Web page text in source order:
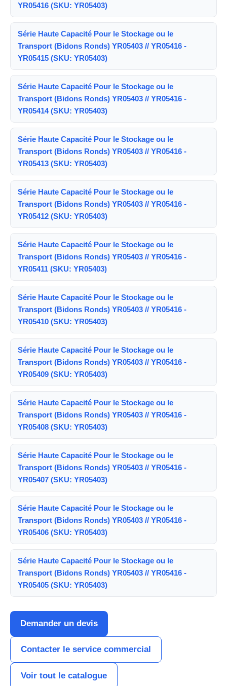
YR05416 (SKU: YR05403)
Série Haute Capacité Pour le Stockage ou le
Transport (Bidons Ronds) YR05403 // YR05416 -
YR05415 (SKU: YR05403)
Série Haute Capacité Pour le Stockage ou le
Transport (Bidons Ronds) YR05403 // YR05416 -
YR05414 (SKU: YR05403)
Série Haute Capacité Pour le Stockage ou le
Transport (Bidons Ronds) YR05403 // YR05416 -
YR05413 (SKU: YR05403)
Série Haute Capacité Pour le Stockage ou le
Transport (Bidons Ronds) YR05403 // YR05416 -
YR05412 (SKU: YR05403)
Série Haute Capacité Pour le Stockage ou le
Transport (Bidons Ronds) YR05403 // YR05416 -
YR05411 (SKU: YR05403)
Série Haute Capacité Pour le Stockage ou le
Transport (Bidons Ronds) YR05403 // YR05416 -
YR05410 (SKU: YR05403)
Série Haute Capacité Pour le Stockage ou le
Transport (Bidons Ronds) YR05403 // YR05416 -
YR05409 (SKU: YR05403)
Série Haute Capacité Pour le Stockage ou le
Transport (Bidons Ronds) YR05403 // YR05416 -
YR05408 (SKU: YR05403)
Série Haute Capacité Pour le Stockage ou le
Transport (Bidons Ronds) YR05403 // YR05416 -
YR05407 (SKU: YR05403)
Série Haute Capacité Pour le Stockage ou le
Transport (Bidons Ronds) YR05403 // YR05416 -
YR05406 (SKU: YR05403)
Série Haute Capacité Pour le Stockage ou le
Transport (Bidons Ronds) YR05403 // YR05416 -
YR05405 (SKU: YR05403)
Demander un devis
Contacter le service commercial
Voir tout le catalogue